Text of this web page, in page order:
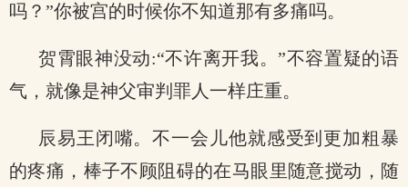
吗？”你被宫的时候你不知道那有多痛吗。
贺霄眼神没动:“不许离开我。”不容置疑的语
气，就像是神父审判罪人一样庄重。
辰易王闭嘴。不一会儿他就感受到更加粗暴
的疼痛，棒子不顾阻碍的在马眼里随意搅动，随